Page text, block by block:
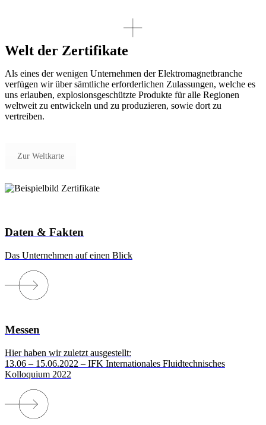
Welt der Zertifikate
Als eines der wenigen Unternehmen der Elektromagnetbranche
verfügen wir über sämtliche erforderlichen Zulassungen, welche es
uns erlauben, explosionsgeschützte Produkte für alle Regionen
weltweit zu entwickeln und zu produzieren, sowie dort zu
vertreiben.
Zur Weltkarte
Daten & Fakten
Das Unternehmen auf einen Blick
Messen
Hier haben wir zuletzt ausgestellt:
13.06 – 15.06.2022 – IFK Internationales Fluidtechnisches
Kolloquium 2022